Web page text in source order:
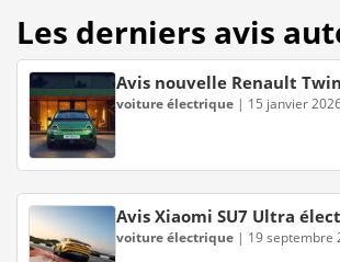
Les derniers avis
Avis nouvelle Renault
voiture électrique | 15 janvier
Avis Xiaomi SU7 Ultra
voiture électrique | 19 septembre